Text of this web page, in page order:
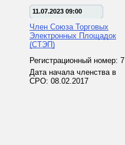
11.07.2023 09:00
Член Союза Торговых
Электронных Площадок
(СТЭП)
Регистрационный номер: 7
Дата начала членства в
СРО: 08.02.2017